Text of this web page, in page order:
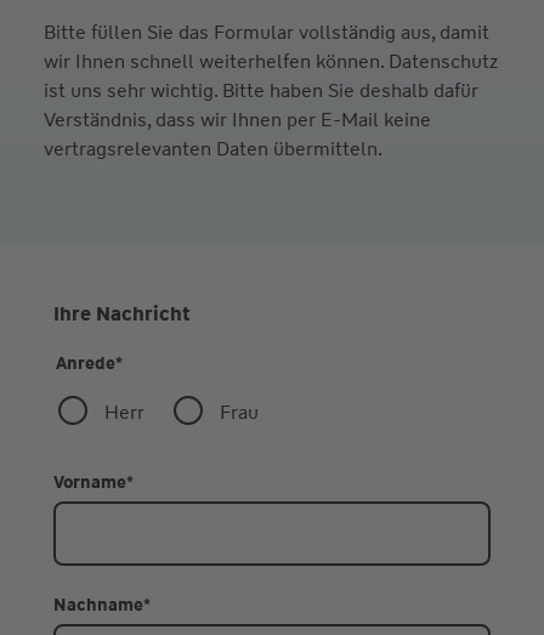
Bitte füllen Sie das Formular vollständig aus, damit
wir Ihnen schnell weiterhelfen können. Datenschutz
ist uns sehr wichtig. Bitte haben Sie deshalb dafür
Verständnis, dass wir Ihnen per E-Mail keine
vertragsrelevanten Daten übermitteln.
Ihre Nachricht
Anrede*
Herr Frau
Vorname*
Nachname*